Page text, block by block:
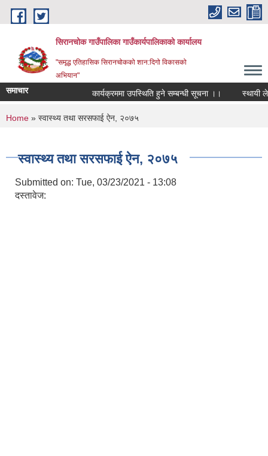
Skip to main content
सिरानचोक गाउँपालिका गाउँकार्यपालिकाको कार्यालय
"समृद्ध एतिहासिक सिरानचोकको शान:दिगो विकासको
अभियान"
समाचार कार्यक्रममा उपस्थिति हुने सम्बन्धी सूचना ।। स्थायी
You are here
Home » स्वास्थ्य तथा सरसफाई ऐन, २०७५
स्वास्थ्य तथा सरसफाई ऐन, २०७५
Submitted on: Tue, 03/23/2021 - 13:08
दस्तावेज: